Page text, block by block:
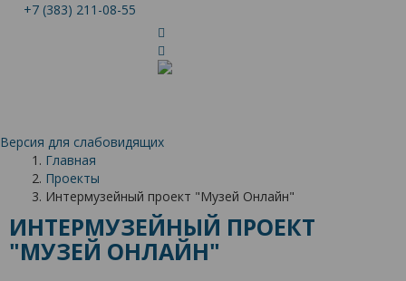
+7 (383) 211-08-55
Версия для слабовидящих
Главная
Проекты
Интермузейный проект "Музей Онлайн"
ИНТЕРМУЗЕЙНЫЙ ПРОЕКТ
"МУЗЕЙ ОНЛАЙН"